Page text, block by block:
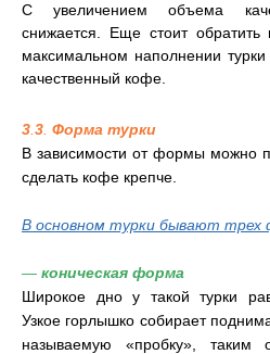
С увеличением объема
снижается. Еще стоит обратить
максимальном наполнении
качественный кофе.
3 3 Форма турки
В зависимости от формы можно
сделать кофе крепче.
В основном турки бывают трех
— коническая форма
Широкое дно у такой турки
Узкое горлышко собирает
называемую «пробку», таким